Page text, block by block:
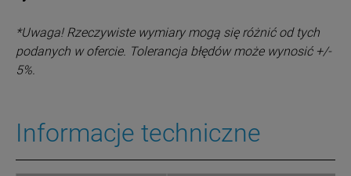
*Uwaga! Rzeczywiste wymiary mogą się różnić od tych
podanych w ofercie. Tolerancja błędów może wynosić +/-
5%.
Informacje techniczne